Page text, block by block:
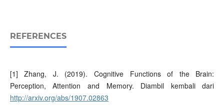
REFERENCES
[1] Zhang, J. (2019). Cognitive Functions of the Brain:
Perception, Attention and Memory. Diambil kembali dari
http://arxiv.org/abs/1907.02863